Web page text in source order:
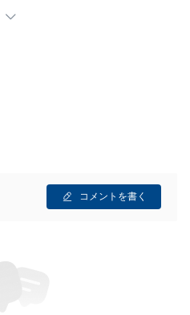
コメントを書く